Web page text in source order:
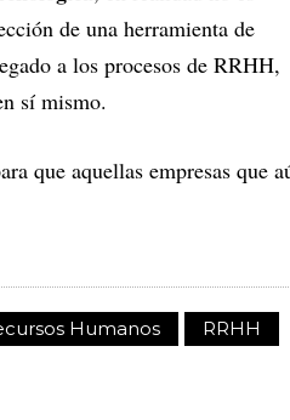
de una herramienta de
a los procesos de RRHH,
sí mismo.
que aquellas empresas que
Humanos
RRHH